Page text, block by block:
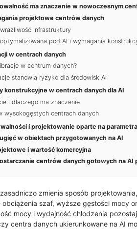
ma znaczenie w nowoczesnym
projektowe centrów danych
infrastruktury
pod AI i wymagania
w centrach danych
w centrum danych?
stanowią ryzyko dla środowisk AI
konstrukcyjne w centrach danych dla AI
i dlaczego ma znaczenie
wysokogęstych centrach danych
i projektowanie oparte na
w obiektach przygotowanych na AI
i wartość komercyjna
centrów danych gotowych na
zmienia sposób
szaf, wyższe gęstości mocy
mocy i wydajność chłodzenia
centra danych ukierunkowane na AI